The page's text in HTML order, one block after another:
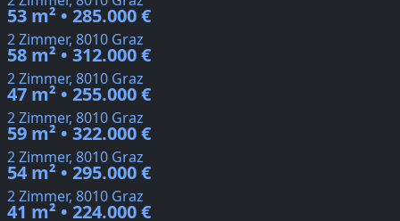
53 m² • 285.000 €
2 Zimmer, 8010 Graz
58 m² • 312.000 €
2 Zimmer, 8010 Graz
47 m² • 255.000 €
2 Zimmer, 8010 Graz
59 m² • 322.000 €
2 Zimmer, 8010 Graz
54 m² • 295.000 €
2 Zimmer, 8010 Graz
41 m² • 224.000 €